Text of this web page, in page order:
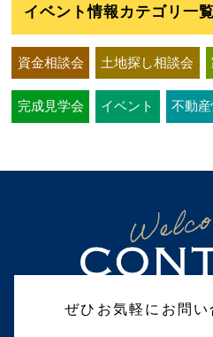
イベント情報カテゴリ一覧
資金相談会 土地探し相談会
完成見学会 イベント 不動
ぜひお気軽にお問い